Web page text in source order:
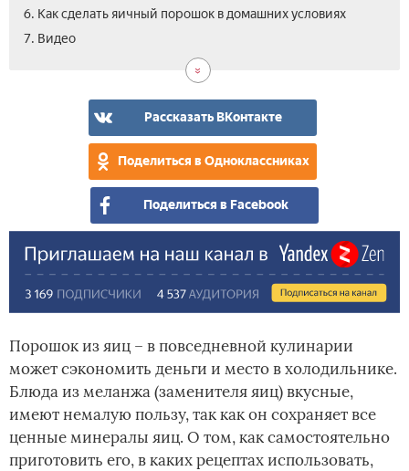
6. Как сделать яичный порошок в домашних условиях
7. Видео
Рассказать ВКонтакте
Поделиться в Одноклассниках
Поделиться в Facebook
Порошок из яиц – в повседневной кулинарии
может сэкономить деньги и место в холодильнике.
Блюда из меланжа (заменителя яиц) вкусные,
имеют немалую пользу, так как он сохраняет все
ценные минералы яиц. О том, как самостоятельно
приготовить его, в каких рецептах использовать,